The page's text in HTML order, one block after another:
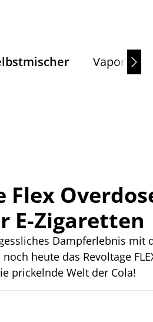
Vaporizer
Flex
E-Zigaretten
Dampferlebnis mit
heute das Revoltage
prickelnde Welt der Cola!